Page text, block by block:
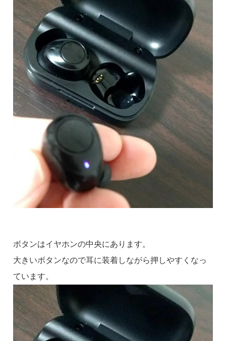
ボタンはイヤホンの中央にあります。
大きいボタンなので耳に装着しながら押しやすくなっ
ています。